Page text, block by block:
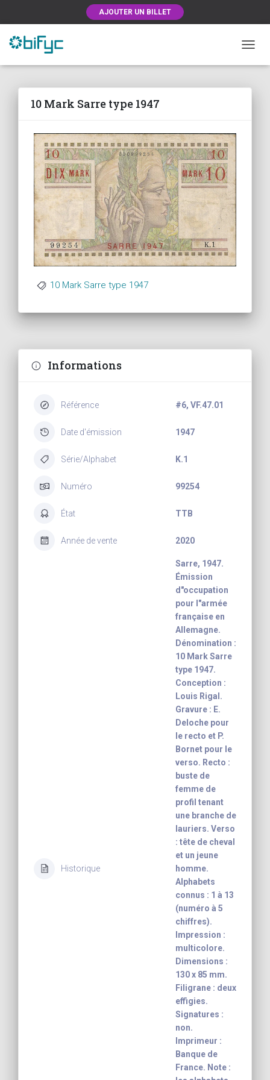
AJOUTER UN BILLET
10 Mark Sarre type 1947
10 Mark Sarre type 1947
Informations
Référence #6, VF.47.01
Date d'émission 1947
Série/Alphabet K.1
Numéro 99254
État TTB
Année de vente 2020
Historique
Sarre, 1947.
Émission
d"occupation
pour l"armée
française en
Allemagne.
Dénomination :
10 Mark Sarre
type 1947.
Conception :
Louis Rigal.
Gravure : E.
Deloche pour
le recto et P.
Bornet pour le
verso. Recto :
buste de
femme de
profil tenant
une branche de
lauriers. Verso
: tête de cheval
et un jeune
homme.
Alphabets
connus : 1 à 13
(numéro à 5
chiffres).
Impression :
multicolore.
Dimensions :
130 x 85 mm.
Filigrane : deux
effigies.
Signatures :
non.
Imprimeur :
Banque de
France. Note :